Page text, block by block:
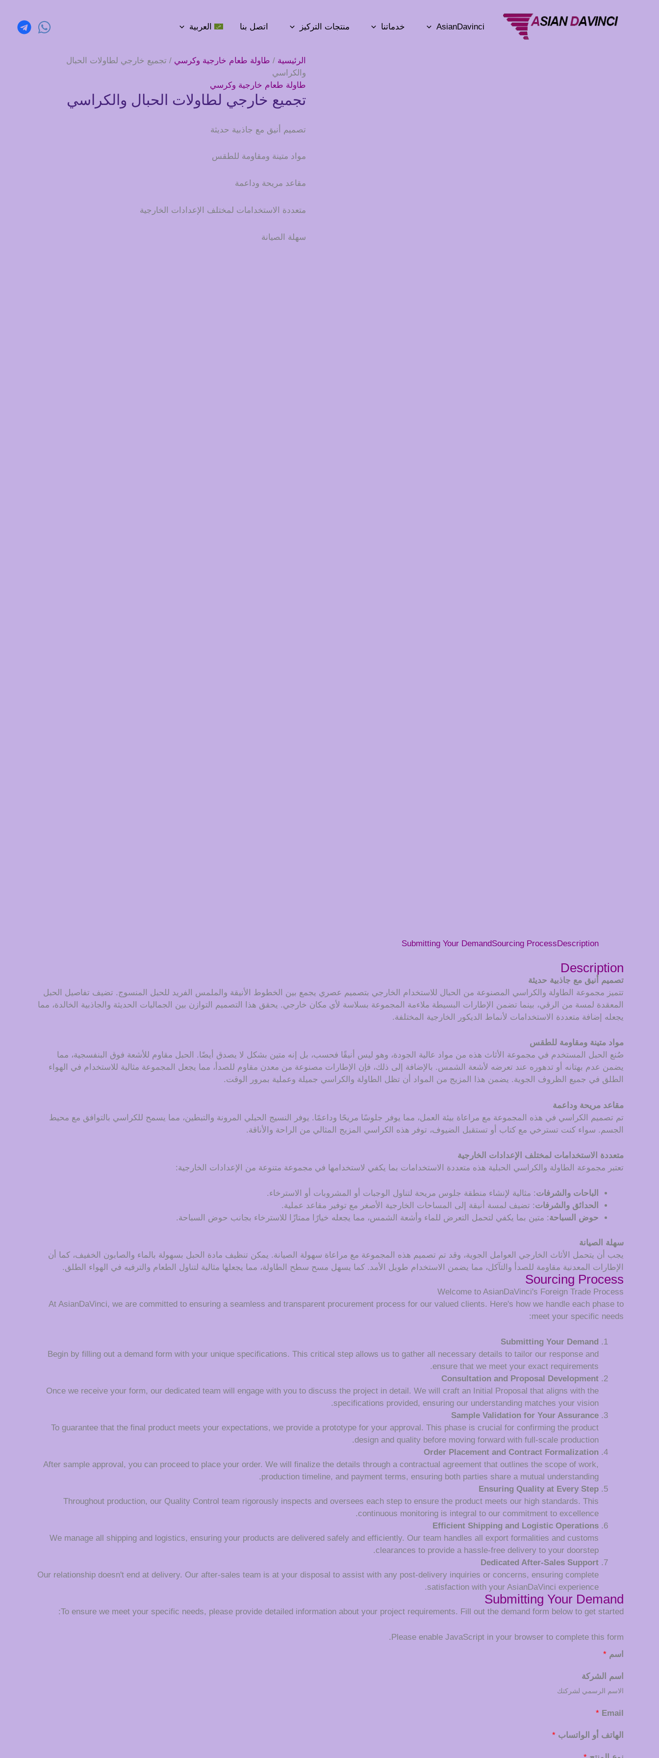
AsianDavinci خدماتنا منتجات التركيز اتصل بنا العربية
الرئيسية / طاولة طعام خارجية وكرسي / تجميع خارجي لطاولات الحبال
والكراسي
طاولة طعام خارجية وكرسي
تجميع خارجي لطاولات الحبال والكراسي
تصميم أنيق مع جاذبية حديثة
مواد متينة ومقاومة للطقس
مقاعد مريحة وداعمة
متعددة الاستخدامات لمختلف الإعدادات الخارجية
سهلة الصيانة
Description
Sourcing Process
Submitting Your Demand
Description
تصميم أنيق مع جاذبية حديثة
تتميز مجموعة الطاولة والكراسي المصنوعة من الحبال للاستخدام الخارجي بتصميم عصري يجمع بين الخطوط الأنيقة والملمس الفريد للحبل المنسوج. تضيف تفاصيل الحبل
المعقدة لمسة من الرقي، بينما تضمن الإطارات البسيطة ملاءمة المجموعة بسلاسة لأي مكان خارجي. يحقق هذا التصميم التوازن بين الجماليات الحديثة والجاذبية الخالدة، مما
يجعله إضافة متعددة الاستخدامات لأنماط الديكور الخارجية المختلفة.
مواد متينة ومقاومة للطقس
صُنع الحبل المستخدم في مجموعة الأثاث هذه من مواد عالية الجودة، وهو ليس أنيقًا فحسب، بل إنه متين بشكل لا يصدق أيضًا. الحبل مقاوم للأشعة فوق البنفسجية، مما
يضمن عدم بهتانه أو تدهوره عند تعرضه لأشعة الشمس. بالإضافة إلى ذلك، فإن الإطارات مصنوعة من معدن مقاوم للصدأ، مما يجعل المجموعة مثالية للاستخدام في الهواء
الطلق في جميع الظروف الجوية. يضمن هذا المزيج من المواد أن تظل الطاولة والكراسي جميلة وعملية بمرور الوقت.
مقاعد مريحة وداعمة
تم تصميم الكراسي في هذه المجموعة مع مراعاة بيئة العمل، مما يوفر جلوسًا مريحًا وداعمًا. يوفر النسيج الحبلي المرونة والتبطين، مما يسمح للكراسي بالتوافق مع محيط
الجسم. سواء كنت تسترخي مع كتاب أو تستقبل الضيوف، توفر هذه الكراسي المزيج المثالي من الراحة والأناقة.
متعددة الاستخدامات لمختلف الإعدادات الخارجية
تعتبر مجموعة الطاولة والكراسي الحبلية هذه متعددة الاستخدامات بما يكفي لاستخدامها في مجموعة متنوعة من الإعدادات الخارجية:
الباحات والشرفات: مثالية لإنشاء منطقة جلوس مريحة لتناول الوجبات أو المشروبات أو الاسترخاء.
الحدائق والشرفات: تضيف لمسة أنيقة إلى المساحات الخارجية الأصغر مع توفير مقاعد عملية.
حوض السباحة: متين بما يكفي لتحمل التعرض للماء وأشعة الشمس، مما يجعله خيارًا ممتازًا للاسترخاء بجانب حوض السباحة.
سهلة الصيانة
يجب أن يتحمل الأثاث الخارجي العوامل الجوية، وقد تم تصميم هذه المجموعة مع مراعاة سهولة الصيانة. يمكن تنظيف مادة الحبل بسهولة بالماء والصابون الخفيف، كما أن
الإطارات المعدنية مقاومة للصدأ والتآكل، مما يضمن الاستخدام طويل الأمد. كما يسهل مسح سطح الطاولة، مما يجعلها مثالية لتناول الطعام والترفيه في الهواء الطلق.
Sourcing Process
Welcome to AsianDaVinci's Foreign Trade Process
At AsianDaVinci, we are committed to ensuring a seamless and transparent procurement process for our valued clients. Here's how we handle each phase to
meet your specific needs:
Submitting Your Demand
Begin by filling out a demand form with your unique specifications. This critical step allows us to gather all necessary details to tailor our response and
ensure that we meet your exact requirements.
Consultation and Proposal Development
Once we receive your form, our dedicated team will engage with you to discuss the project in detail. We will craft an Initial Proposal that aligns with the
specifications provided, ensuring our understanding matches your vision.
Sample Validation for Your Assurance
To guarantee that the final product meets your expectations, we provide a prototype for your approval. This phase is crucial for confirming the product
design and quality before moving forward with full-scale production.
Order Placement and Contract Formalization
After sample approval, you can proceed to place your order. We will finalize the details through a contractual agreement that outlines the scope of work,
production timeline, and payment terms, ensuring both parties share a mutual understanding.
Ensuring Quality at Every Step
Throughout production, our Quality Control team rigorously inspects and oversees each step to ensure the product meets our high standards. This
continuous monitoring is integral to our commitment to excellence.
Efficient Shipping and Logistic Operations
We manage all shipping and logistics, ensuring your products are delivered safely and efficiently. Our team handles all export formalities and customs
clearances to provide a hassle-free delivery to your doorstep.
Dedicated After-Sales Support
Our relationship doesn't end at delivery. Our after-sales team is at your disposal to assist with any post-delivery inquiries or concerns, ensuring complete
satisfaction with your AsianDaVinci experience.
Submitting Your Demand
To ensure we meet your specific needs, please provide detailed information about your project requirements. Fill out the demand form below to get started:
Please enable JavaScript in your browser to complete this form.
اسم *
اسم الشركة
الاسم الرسمي لشركتك
Email
*
الهاتف أو الواتساب *